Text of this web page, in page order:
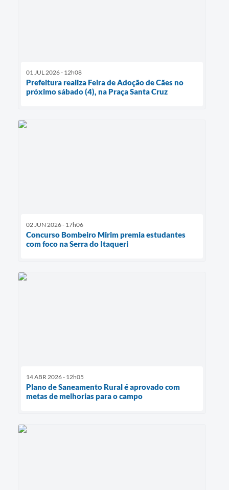
01 JUL 2026 - 12h08
Prefeitura realiza Feira de Adoção de Cães no
próximo sábado (4), na Praça Santa Cruz
02 JUN 2026 - 17h06
Concurso Bombeiro Mirim premia estudantes
com foco na Serra do Itaqueri
14 ABR 2026 - 12h05
Plano de Saneamento Rural é aprovado com
metas de melhorias para o campo